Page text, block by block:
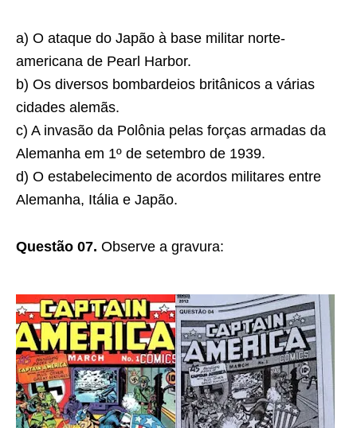
a) O ataque do Japão à base militar norte-
americana de Pearl Harbor.
b) Os diversos bombardeios britânicos a várias
cidades alemãs.
c) A invasão da Polônia pelas forças armadas da
Alemanha em 1º de setembro de 1939.
d) O estabelecimento de acordos militares entre
Alemanha, Itália e Japão.
Questão 07. Observe a gravura: